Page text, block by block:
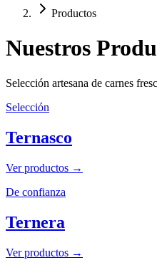
Productos
Nuestros
Selección artesana de carnes
Selección
Ternasco
Ver productos →
De confianza
Ternera
Ver productos →